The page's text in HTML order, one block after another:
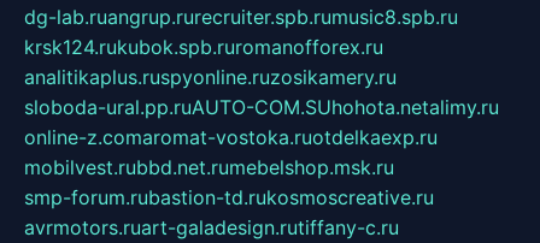
dg-lab.ruangrup.rurecruiter.spb.rumusic8.spb.ru
krsk124.rukubok.spb.ruromanofforex.ru
analitikaplus.ruspyonline.ruzosikamery.ru
sloboda-ural.pp.ruAUTO-COM.SUhohota.netalimy.ru
online-z.comaromat-vostoka.ruotdelkaexp.ru
mobilvest.rubbd.net.rumebelshop.msk.ru
smp-forum.rubastion-td.rukosmoscreative.ru
avrmotors.ruart-galadesign.rutiffany-c.ru